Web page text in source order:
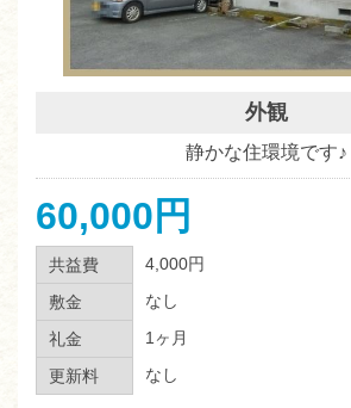
外観
静かな住環境です♪
60,000円
共益費
4,000円
敷金
なし
礼金
1ヶ月
更新料
なし